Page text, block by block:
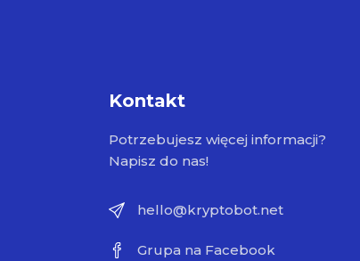
Kontakt
Potrzebujesz więcej informacji?
Napisz do nas!
hello@kryptobot.net
Grupa na Facebook